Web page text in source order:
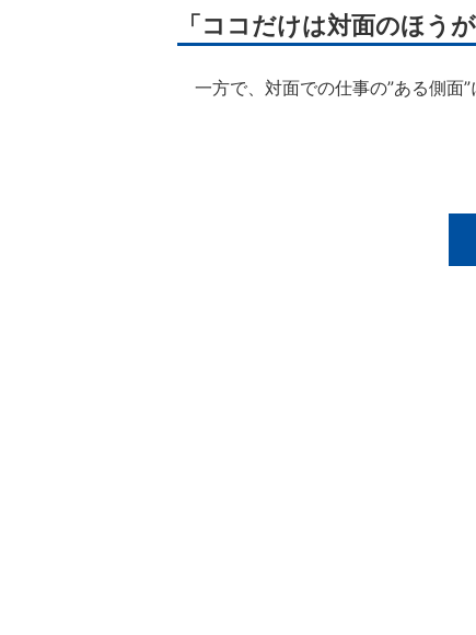
「ココだけは対面のほう
一方で、対面での仕事の”ある側面”